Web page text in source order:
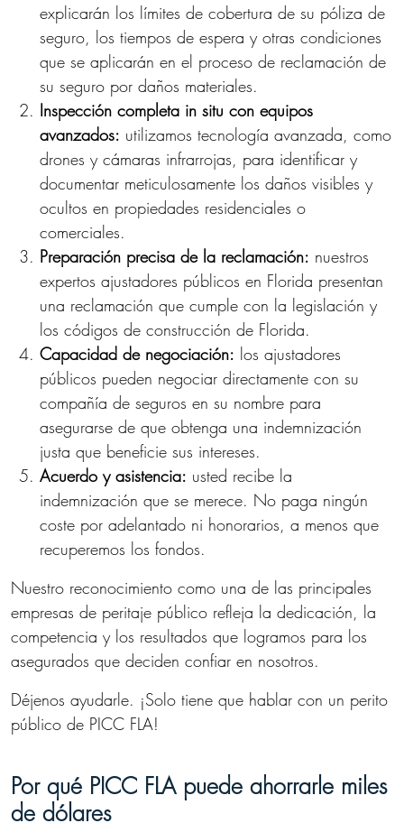
explicarán los límites de cobertura de su póliza de
seguro, los tiempos de espera y otras condiciones
que se aplicarán en el proceso de reclamación de
su seguro por daños materiales.
Inspección completa in situ con equipos
avanzados: utilizamos tecnología avanzada, como
drones y cámaras infrarrojas, para identificar y
documentar meticulosamente los daños visibles y
ocultos en propiedades residenciales o
comerciales.
Preparación precisa de la reclamación: nuestros
expertos ajustadores públicos en Florida presentan
una reclamación que cumple con la legislación y
los códigos de construcción de Florida.
Capacidad de negociación: los ajustadores
públicos pueden negociar directamente con su
compañía de seguros en su nombre para
asegurarse de que obtenga una indemnización
justa que beneficie sus intereses.
Acuerdo y asistencia: usted recibe la
indemnización que se merece. No paga ningún
coste por adelantado ni honorarios, a menos que
recuperemos los fondos.
Nuestro reconocimiento como una de las principales
empresas de peritaje público refleja la dedicación, la
competencia y los resultados que logramos para los
asegurados que deciden confiar en nosotros.
Déjenos ayudarle. ¡Solo tiene que hablar con un perito
público de PICC FLA!
Por qué PICC FLA puede ahorrarle miles
de dólares